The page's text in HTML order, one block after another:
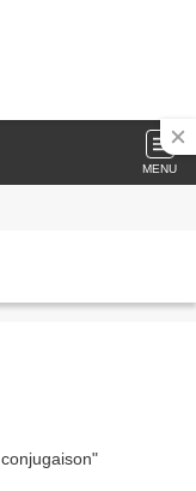
MENU